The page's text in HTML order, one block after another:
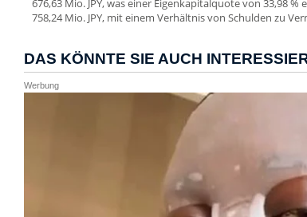
676,63 Mio. JPY, was einer Eigenkapitalquote von 33,98
758,24 Mio. JPY, mit einem Verhältnis von Schulden zu